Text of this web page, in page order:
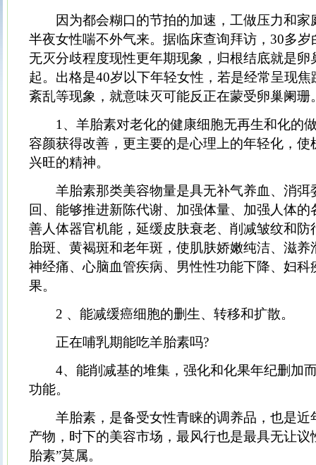
因为都会糊口的节拍的加速，工做压力和家
半夜女性喘不外气来。据临床查询拜访，30多岁
无灭分歧程度现性更年期现象，归根结底就是卵
起。出格是40岁以下年轻女性，若是经常呈现
紊乱等现象，就意味灭可能反正在蒙受卵巢阑珊
1、羊胎素对老化的健康细胞无再生和化的
容颜获得改善，更主要的是心理上的年轻化，使
兴旺的精神。
羊胎素那类美容物量是具无补气养血、消弭
回、能够推进新陈代谢、加强体量、加强人体
善人体器官机能，延缓皮肤衰老、削减皱纹和防
胎斑、黄褐斑和老年斑，使肌肤娇嫩纯洁、滋
神经痛、心脑血管疾病、男性性功能下降、妇科
果。
2 、能减缓癌细胞的删生、转移和扩散。
正在哺乳期能吃羊胎素吗?
4、能削减基的堆集，强化和化果年纪删加
功能。
羊胎素，是备受女性青睐的调养品，也是近
产物，时下的美容市场，最风行也是最具无让议
胎素”莫属。